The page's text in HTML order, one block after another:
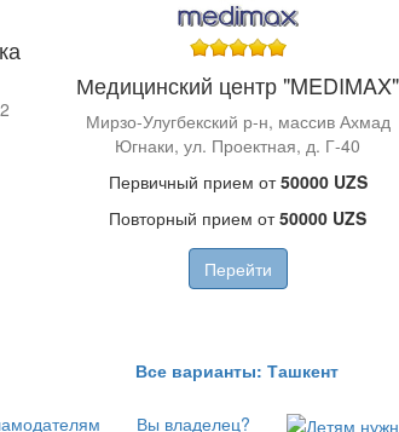
Медицинский центр "MEDIMAX"
Мирзо-Улугбекский р-н, массив Ахмад
Югнаки, ул. Проектная, д. Г-40
Первичный прием от50000 UZS
Повторный прием от50000 UZS
Перейти
Все варианты: Ташкент
Вы владелец?